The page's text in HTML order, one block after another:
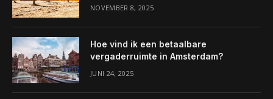
NOVEMBER 8, 2025
Hoe vind ik een betaalbare
vergaderruimte in Amsterdam?
JUNI 24, 2025